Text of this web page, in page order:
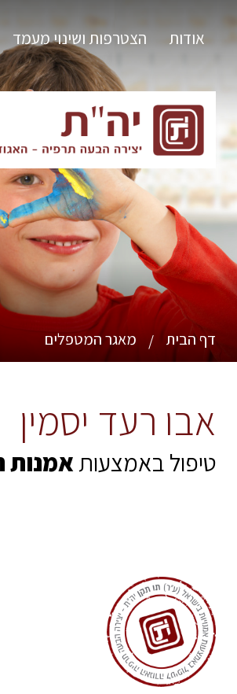
אודות הצטרפות ושינוי מעמד
דף הבית / מאגר המטפלים
אבו רעד יסמין
טיפול באמצעותאמנות